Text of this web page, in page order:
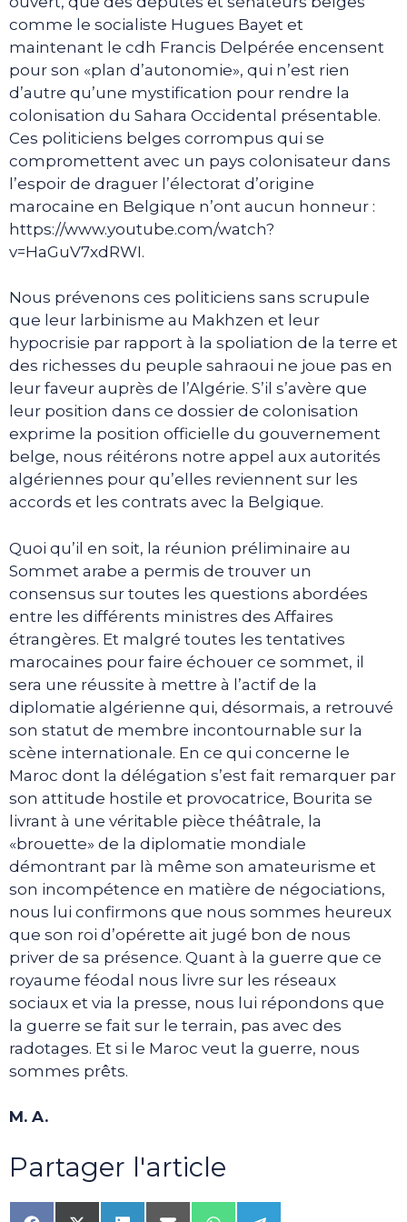
comme le socialiste Hugues Bayet et
maintenant le cdh Francis Delpérée encensent
pour son «plan d’autonomie», qui n’est rien
d’autre qu’une mystification pour rendre la
colonisation du Sahara Occidental présentable.
Ces politiciens belges corrompus qui se
compromettent avec un pays colonisateur dans
l’espoir de draguer l’électorat d’origine
marocaine en Belgique n’ont aucun honneur :
https://www.youtube.com/watch?
v=HaGuV7xdRWI.
Nous prévenons ces politiciens sans scrupule
que leur larbinisme au Makhzen et leur
hypocrisie par rapport à la spoliation de la terre et
des richesses du peuple sahraoui ne joue pas en
leur faveur auprès de l’Algérie. S’il s’avère que
leur position dans ce dossier de colonisation
exprime la position officielle du gouvernement
belge, nous réitérons notre appel aux autorités
algériennes pour qu’elles reviennent sur les
accords et les contrats avec la Belgique.
Quoi qu’il en soit, la réunion préliminaire au
Sommet arabe a permis de trouver un
consensus sur toutes les questions abordées
entre les différents ministres des Affaires
étrangères. Et malgré toutes les tentatives
marocaines pour faire échouer ce sommet, il
sera une réussite à mettre à l’actif de la
diplomatie algérienne qui, désormais, a retrouvé
son statut de membre incontournable sur la
scène internationale. En ce qui concerne le
Maroc dont la délégation s’est fait remarquer par
son attitude hostile et provocatrice, Bourita se
livrant à une véritable pièce théâtrale, la
«brouette» de la diplomatie mondiale
démontrant par là même son amateurisme et
son incompétence en matière de négociations,
nous lui confirmons que nous sommes heureux
que son roi d’opérette ait jugé bon de nous
priver de sa présence. Quant à la guerre que ce
royaume féodal nous livre sur les réseaux
sociaux et via la presse, nous lui répondons que
la guerre se fait sur le terrain, pas avec des
radotages. Et si le Maroc veut la guerre, nous
sommes prêts.
M. A.
Partager l'article